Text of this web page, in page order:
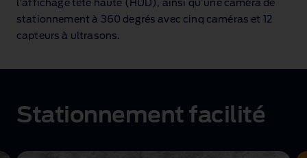
l’affichage tête haute (HUD), ainsi qu’une caméra de
stationnement à 360 degrés avec cinq caméras et 12
capteurs à ultrasons.
Stationnement facilité